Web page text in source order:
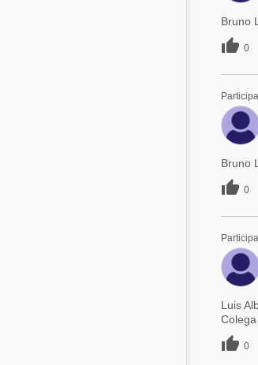
Bruno
 0
Bruno
 0
Luis
 0